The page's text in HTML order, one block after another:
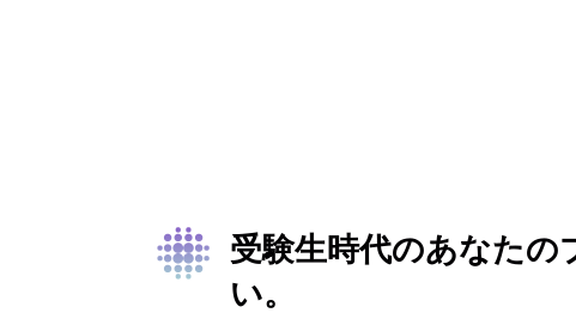
受験生時代のあなたの
い。